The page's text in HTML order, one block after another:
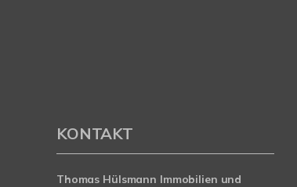
KONTAKT
Thomas Hülsmann Immobilien und